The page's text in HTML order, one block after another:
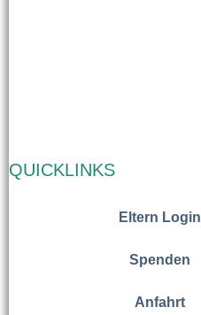
QUICKLINKS
Eltern Login
Spenden
Anfahrt